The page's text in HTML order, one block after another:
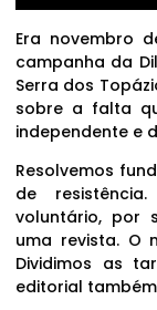
Era novembro
campanha da
Serra dos
sobre a falta
independente e
Resolvemos
de
voluntário, por
uma revista. O
Dividimos as
editorial